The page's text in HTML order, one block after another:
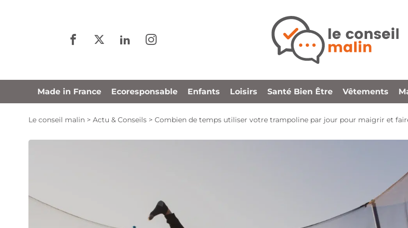
Made in France Ecoresponsable Enfants Loisirs Santé Bien Être Vêtements
Le conseil malin > Actu & Conseils > Combien de temps utiliser votre trampoline par jour pour maigrir et